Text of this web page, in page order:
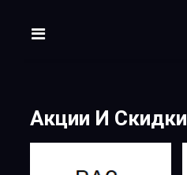
Акции И Скидки